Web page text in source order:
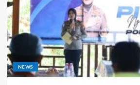
NEWS